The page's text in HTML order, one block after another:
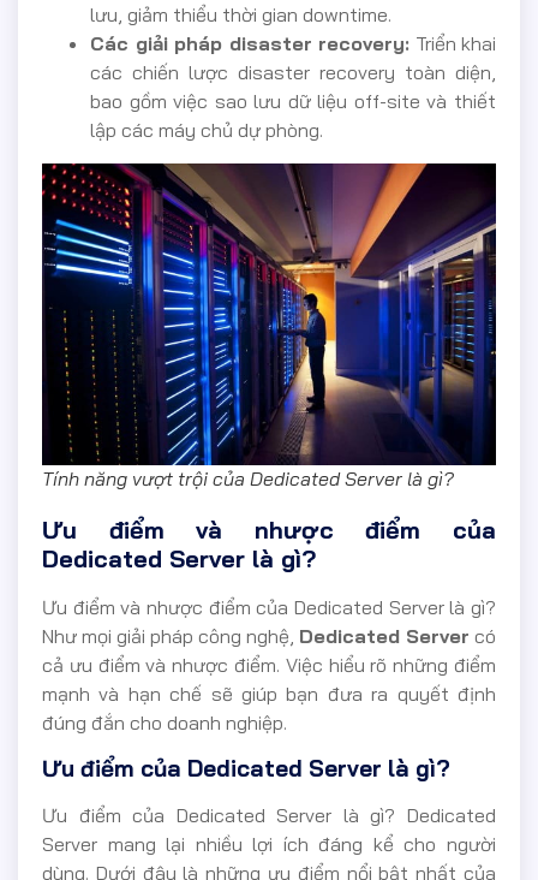
lưu, giảm thiểu thời gian downtime.
Các giải pháp disaster recovery: Triển khai
các chiến lược disaster recovery toàn diện,
bao gồm việc sao lưu dữ liệu off-site và thiết
lập các máy chủ dự phòng.
Tính năng vượt trội của Dedicated Server là gì?
Ưu điểm và nhược điểm của
Dedicated Server là gì?
Ưu điểm và nhược điểm của Dedicated Server là gì?
Như mọi giải pháp công nghệ, Dedicated Server có
cả ưu điểm và nhược điểm. Việc hiểu rõ những điểm
mạnh và hạn chế sẽ giúp bạn đưa ra quyết định
đúng đắn cho doanh nghiệp.
Ưu điểm của Dedicated Server là gì?
Ưu điểm của Dedicated Server là gì? Dedicated
Server mang lại nhiều lợi ích đáng kể cho người
dùng. Dưới đây là những ưu điểm nổi bật nhất của